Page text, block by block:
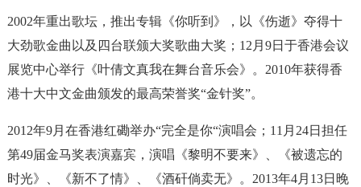
2002年重出歌坛，推出专辑《你听到》，以《伤逝》夺得十
大劲歌金曲以及四台联颁大奖歌曲大奖；12月9日于香港会议
展览中心举行《叶倩文真我在舞台音乐会》。2010年获得香
港十大中文金曲颁发的最高荣誉奖“金针奖”。
2012年9月在香港红磡举办“完全是你“演唱会；11月24日担任
第49届金马奖表演嘉宾，演唱《黎明不要来》、《被遗忘的
时光》、《新不了情》、《酒矸倘卖无》。2013年4月13日晚